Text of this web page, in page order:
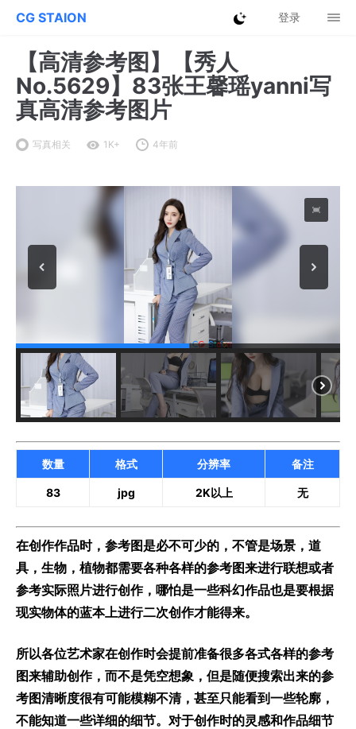
CG STAION 登录
【高清参考图】【秀人
No.5629】83张王馨瑶yanni写
真高清参考图片
写真相关 1K+ 4年前
数量 格式 分辨率 备注
83 jpg 2K以上 无
在创作作品时，参考图是必不可少的，不管是场景，道
具，生物，植物都需要各种各样的参考图来进行联想或者
参考实际照片进行创作，哪怕是一些科幻作品也是要根据
现实物体的蓝本上进行二次创作才能得来。
所以各位艺术家在创作时会提前准备很多各式各样的参考
图来辅助创作，而不是凭空想象，但是随便搜索出来的参
考图清晰度很有可能模糊不清，甚至只能看到一些轮廓，
不能知道一些详细的细节。对于创作时的灵感和作品细节